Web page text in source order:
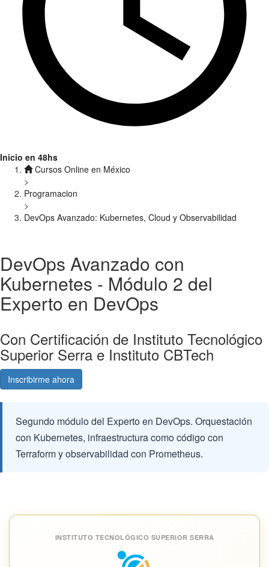
Inicio en 48hs
Cursos Online en México
>
Programacion
>
DevOps Avanzado: Kubernetes, Cloud y Observabilidad
DevOps Avanzado con
Kubernetes - Módulo 2 del
Experto en DevOps
Con Certificación de Instituto Tecnológico
Superior Serra e Instituto CBTech
Inscribirme ahora
Segundo módulo del Experto en DevOps. Orquestación
con Kubernetes, infraestructura como código con
Terraform y observabilidad con Prometheus.
INSTITUTO TECNOLÓGICO SUPERIOR SERRA